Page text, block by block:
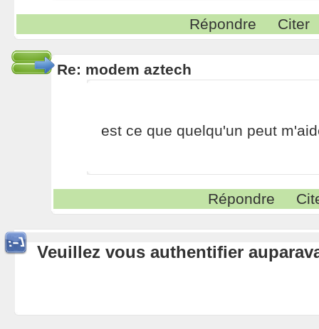
Répondre Citer
Re: modem aztech
est ce que quelqu'un peut
Répondre
Veuillez vous authentifier